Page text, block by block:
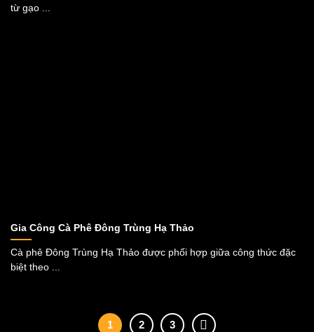
từ gạo ...
Gia Công Cà Phê Đông Trùng Hạ Thảo
Cà phê Đông Trùng Hạ Thảo được phối hợp giữa công thức đặc
biệt theo ...
1 2 3